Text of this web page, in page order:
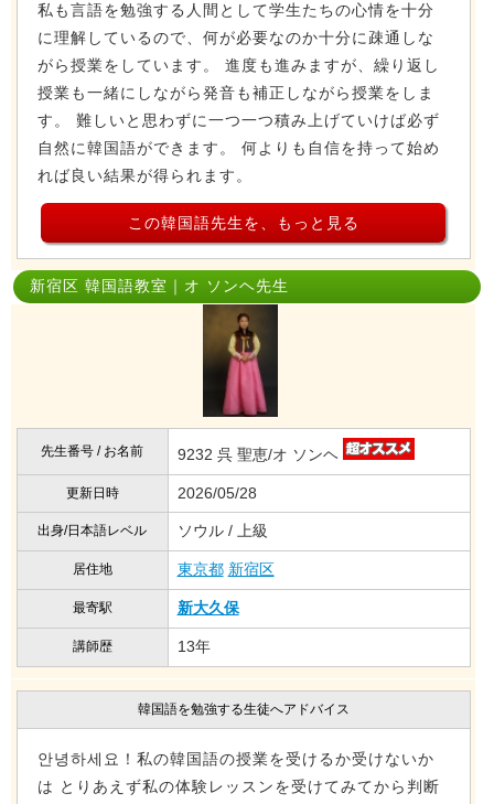
私も言語を勉強する人間として学生たちの心情を十分
に理解しているので、何が必要なのか十分に疎通しな
がら授業をしています。 進度も進みますが、繰り返し
授業も一緒にしながら発音も補正しながら授業をしま
す。 難しいと思わずに一つ一つ積み上げていけば必ず
自然に韓国語ができます。 何よりも自信を持って始め
れば良い結果が得られます。
この韓国語先生を、もっと見る
新宿区 韓国語教室｜オ ソンヘ先生
先生番号 / お名前 9232 呉 聖恵/オ ソンヘ
更新日時 2026/05/28
出身/日本語レベル ソウル / 上級
居住地 東京都 新宿区
最寄駅 新大久保
講師歴 13年
韓国語を勉強する生徒へアドバイス
안녕하세요！私の韓国語の授業を受けるか受けないか
は とりあえず私の体験レッスンを受けてみてから判断